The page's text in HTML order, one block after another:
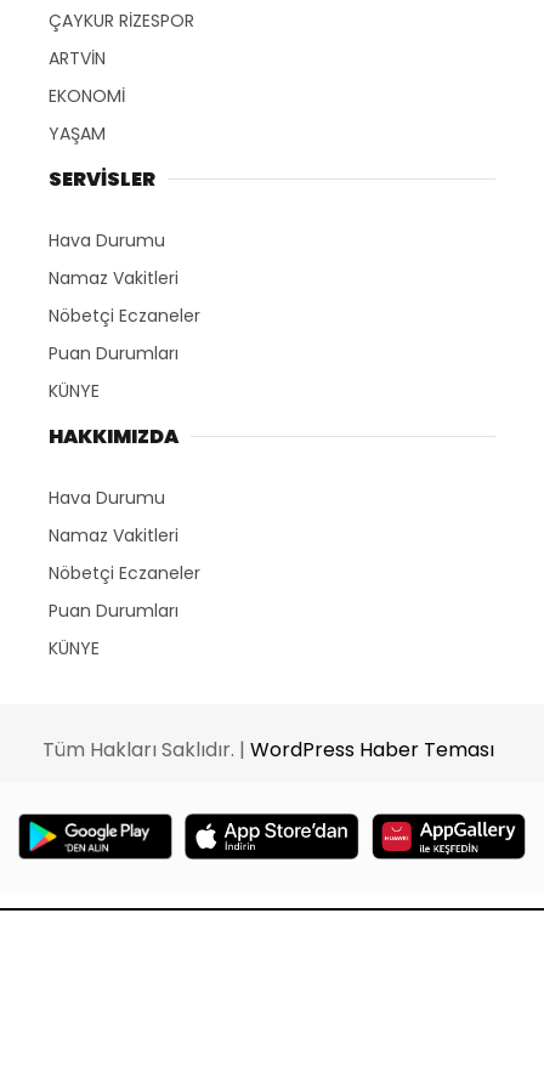
ÇAYKUR RİZESPOR
ARTVİN
EKONOMİ
YAŞAM
SERVİSLER
Hava Durumu
Namaz Vakitleri
Nöbetçi Eczaneler
Puan Durumları
KÜNYE
HAKKIMIZDA
Hava Durumu
Namaz Vakitleri
Nöbetçi Eczaneler
Puan Durumları
KÜNYE
Tüm Hakları Saklıdır. | WordPress Haber Teması